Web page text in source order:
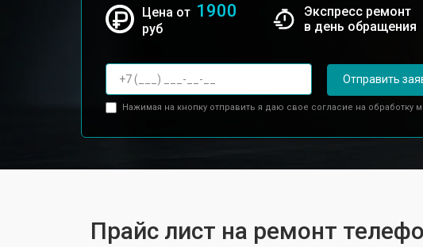
Цена от 1900
руб
Экспресс ремонт
в день обращения
Отправить
Нажимая на кнопку отправить я даю свое согласие на обработку
Прайс лист на ремонт